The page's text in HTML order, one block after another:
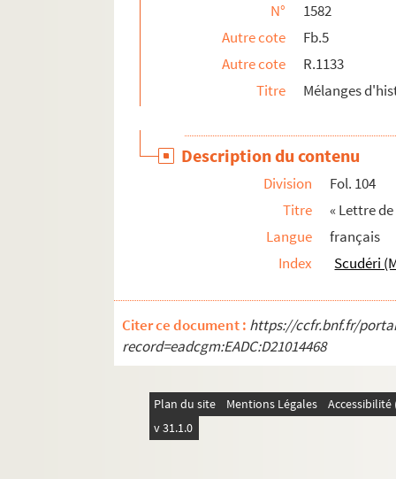
N°
1582
Autre cote
Fb.5
Autre cote
R.1133
Titre
Mélanges
Description du contenu
Division
Fol. 104
Titre
« Lettre
Langue
français
Index
Scudéri
Citer ce document : https://ccfr.bnf.fr/
record=eadcgm:EADC:D21014468
Plan du site Mentions Légales
v 31.1.0